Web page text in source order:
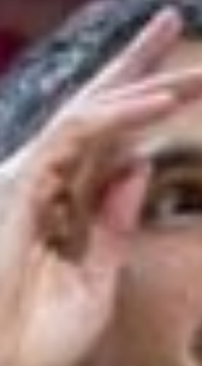
Ir a su web